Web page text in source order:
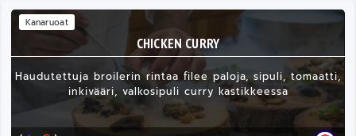
CHICKEN CURRY
Haudutettuja broilerin rintaa filee paloja, sipuli, tomaatti,
inkivääri, valkosipuli curry kastikkeessa
Kanaruoat